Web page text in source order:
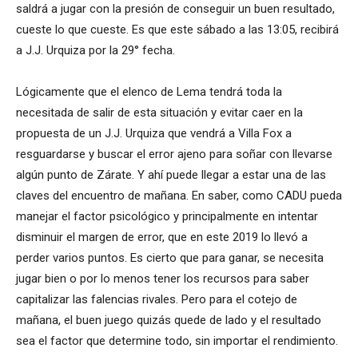
saldrá a jugar con la presión de conseguir un buen resultado,
cueste lo que cueste. Es que este sábado a las 13:05, recibirá
a J.J. Urquiza por la 29° fecha.
Lógicamente que el elenco de Lema tendrá toda la
necesitada de salir de esta situación y evitar caer en la
propuesta de un J.J. Urquiza que vendrá a Villa Fox a
resguardarse y buscar el error ajeno para soñar con llevarse
algún punto de Zárate. Y ahí puede llegar a estar una de las
claves del encuentro de mañana. En saber, como CADU pueda
manejar el factor psicológico y principalmente en intentar
disminuir el margen de error, que en este 2019 lo llevó a
perder varios puntos. Es cierto que para ganar, se necesita
jugar bien o por lo menos tener los recursos para saber
capitalizar las falencias rivales. Pero para el cotejo de
mañana, el buen juego quizás quede de lado y el resultado
sea el factor que determine todo, sin importar el rendimiento.